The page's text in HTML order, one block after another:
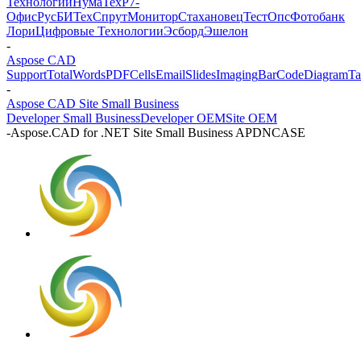
ОфисРусБИТехСпрутМониторСтахановецТестОпсФотобанк
ЛориЦифровые ТехнологииЭсбордЭшелон
-
Aspose CAD
SupportTotalWordsPDFCellsEmailSlidesImagingBarCodeDiagram
-
Aspose CAD Site Small Business
Developer Small BusinessDeveloper OEMSite OEM
-Aspose.CAD for .NET Site Small Business APDNCASE